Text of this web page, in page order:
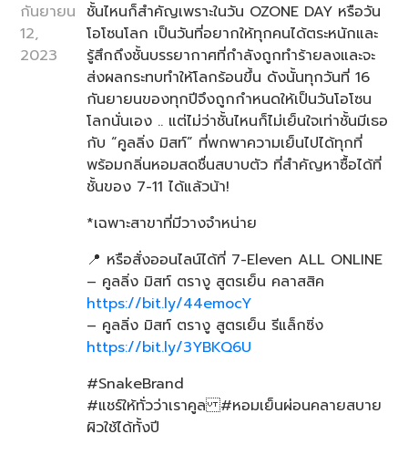
กันยายน
12,
2023
ชั้นไหนก็สำคัญเพราะในวัน OZONE DAY หรือวัน
โอโซนโลก เป็นวันที่อยากให้ทุกคนได้ตระหนักและ
รู้สึกถึงชั้นบรรยากาศที่กำลังถูกทำร้ายลงและจะ
ส่งผลกระทบทำให้โลกร้อนขึ้น ดังนั้นทุกวันที่ 16
กันยายนของทุกปีจึงถูกกำหนดให้เป็นวันโอโซน
โลกนั่นเอง .. แต่ไม่ว่าชั้นไหนก็ไม่เย็นใจเท่าชั้นมีเธอ
กับ “คูลลิ่ง มิสท์” ที่พกพาความเย็นไปได้ทุกที่
พร้อมกลิ่นหอมสดชื่นสบาบตัว ที่สำคัญหาซื้อได้ที่
ชั้นของ 7-11 ได้แล้วน้า!
*เฉพาะสาขาที่มีวางจำหน่าย
📍 หรือสั่งออนไลน์ได้ที่ 7-Eleven ALL ONLINE
– คูลลิ่ง มิสท์ ตรางู สูตรเย็น คลาสสิค
https://bit.ly/44emocY
– คูลลิ่ง มิสท์ ตรางู สูตรเย็น รีแล็กซิ่ง
https://bit.ly/3YBKQ6U
#SnakeBrand
#แชร์ให้ทั่วว่าเราคูล #หอมเย็นผ่อนคลายสบาย
ผิวใช้ได้ทั้งปี